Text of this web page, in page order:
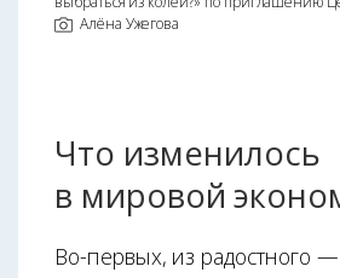
Алёна Ужегова
Что изменилось
в мировой
Во-первых, из радостного